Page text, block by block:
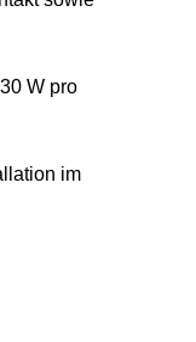
W pro
im